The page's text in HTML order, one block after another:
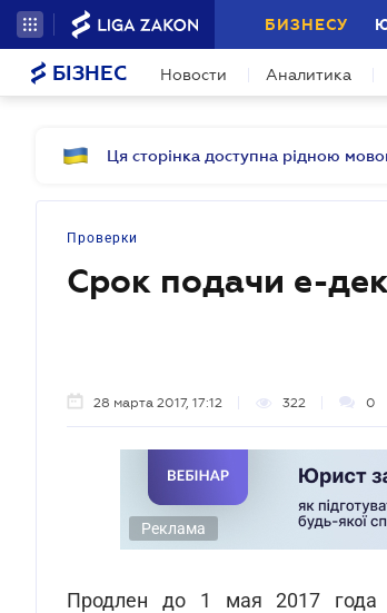
БИЗНЕСУ
БІЗНЕС Новости Аналитика
Ця сторінка доступна рідною
Проверки
Срок подачи е-
28 марта 2017, 17:12 322 0
Реклама
Продлен до 1 мая 2017 года